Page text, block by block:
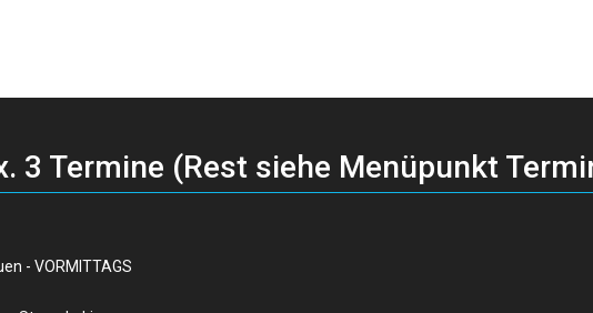
3 Termine (Rest siehe Menüpunkt
- VORMITTAGS